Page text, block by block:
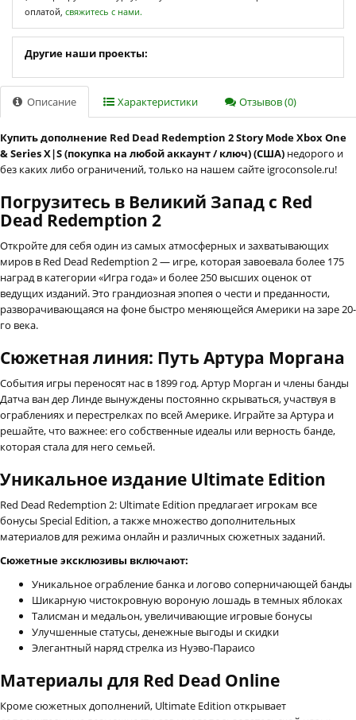
оплатой, свяжитесь с нами.
Другие наши проекты:
Описание Характеристики Отзывов (0)
Купить дополнение Red Dead Redemption 2 Story Mode Xbox One
& Series X|S (покупка на любой аккаунт / ключ) (США) недорого и
без каких либо ограничений, только на нашем сайте igroconsole.ru!
Погрузитесь в Великий Запад с Red
Dead Redemption 2
Откройте для себя один из самых атмосферных и захватывающих
миров в Red Dead Redemption 2 — игре, которая завоевала более 175
наград в категории «Игра года» и более 250 высших оценок от
ведущих изданий. Это грандиозная эпопея о чести и преданности,
разворачивающаяся на фоне быстро меняющейся Америки на заре 20-
го века.
Сюжетная линия: Путь Артура Моргана
События игры переносят нас в 1899 год. Артур Морган и члены банды
Датча ван дер Линде вынуждены постоянно скрываться, участвуя в
ограблениях и перестрелках по всей Америке. Играйте за Артура и
решайте, что важнее: его собственные идеалы или верность банде,
которая стала для него семьей.
Уникальное издание Ultimate Edition
Red Dead Redemption 2: Ultimate Edition предлагает игрокам все
бонусы Special Edition, а также множество дополнительных
материалов для режима онлайн и различных сюжетных заданий.
Сюжетные эксклюзивы включают:
Уникальное ограбление банка и логово соперничающей банды
Шикарную чистокровную вороную лошадь в темных яблоках
Талисман и медальон, увеличивающие игровые бонусы
Улучшенные статусы, денежные выгоды и скидки
Элегантный наряд стрелка из Нуэво-Параисо
Материалы для Red Dead Online
Кроме сюжетных дополнений, Ultimate Edition открывает